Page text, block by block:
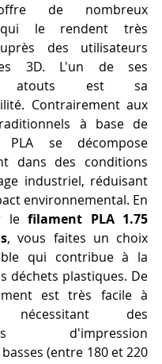
de nombreux
qui le rendent très
des utilisateurs
3D. L'un de ses
atouts est sa
Contrairement aux
à base de
se décompose
dans des conditions
industriel, réduisant
environnemental. En
le filament PLA 1.75
, vous faites un choix
qui contribue à la
déchets plastiques. De
est très facile à
nécessitant des
d'impression
(entre 180 et 220